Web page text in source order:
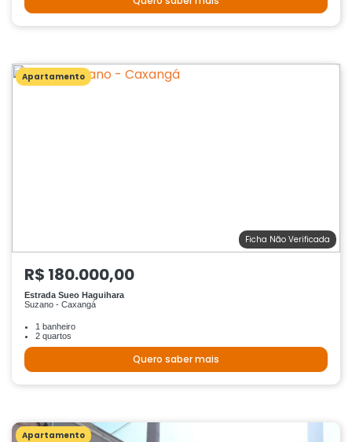
Apartamento
Ficha Não Verificada
R$ 180.000,00
Estrada Sueo Haguihara
Suzano - Caxangá
1 banheiro
2 quartos
Quero saber mais
Apartamento